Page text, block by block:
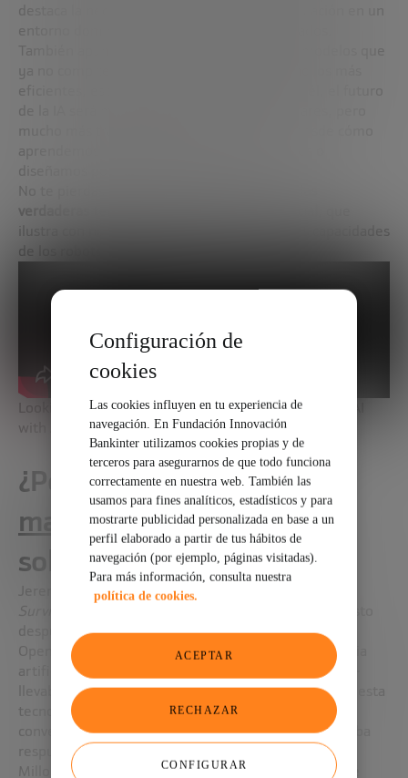
destaca la necesidad de transparencia y regulación en un
entorno dominado por grandes actores privados.
También apunta a una nueva generación de modelos que
eficientes, especializados y adaptables. Para él, el futuro
de la IA será menos espectacular en los titulares, pero
mucho más transformador en lo cotidiano: desde cómo
aprendemos hasta cómo tomamos decisiones o
diseñamos políticas públicas.
No te pierdas el webinar
verdaderas tendencias en inteligencia artificial
ilustra con numerosos vídeos impactantes las capacidades
de los robots (en inglés):
Looking Past the Hype: What’s Really Happening in AI
with Jeremy Kahn
¿Por qué un “
manual de supervivencia”
sobre IA?
Jeremy Kahn explica que su libro,
Survival Guide to Our Superpowered Future
después del lanzamiento de ChatGPT por parte de
OpenAI. Como periodista especializado en inteligencia
artificial -primero en Bloomberg y ahora en
Fortune-
llevaba ocho años siguiendo de cerca la evolución de esta
tecnología. Y cuando ChatGPT irrumpió en la
conversación pública, lo tuvo claro: la gente necesitaba
respuestas.
Millones de personas comenzaron a preguntarse qué
Configuración de
cookies
Las cookies influyen en tu experiencia de
navegación. En Fundación Innovación
Bankinter utilizamos cookies propias y de
terceros para asegurarnos de que todo funciona
correctamente en nuestra web. También las
usamos para fines analíticos, estadísticos y para
mostrarte publicidad personalizada en base a un
perfil elaborado a partir de tus hábitos de
navegación (por ejemplo, páginas visitadas).
Para más información, consulta nuestra
política de cookies.
CONFIGURAR
RECHAZAR
ACEPTAR